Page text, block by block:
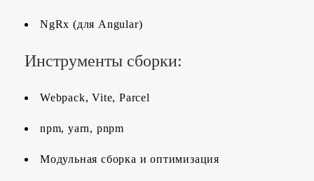
NgRx (для Angular)
Инструменты сборки:
Webpack, Vite, Parcel
npm, yarn, pnpm
Модульная сборка и оптимизация